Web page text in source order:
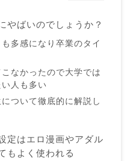
やばいのでしょうか？
多感になり卒業のタイ
なかったので大学では
人も多い
ついて徹底的に解説し
定はエロ漫画やアダル
もよく使われる